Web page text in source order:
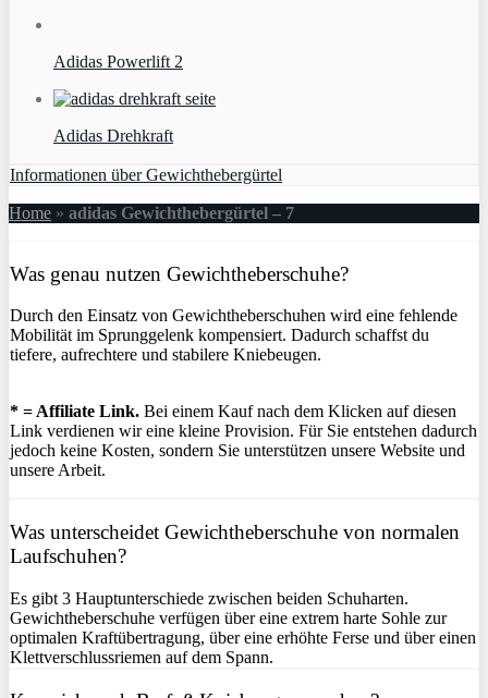
Adidas Powerlift 2
Adidas Drehkraft
Informationen über Gewichthebergürtel
Home » adidas Gewichthebergürtel – 7
Was genau nutzen Gewichtheberschuhe?
Durch den Einsatz von Gewichtheberschuhen wird eine fehlende
Mobilität im Sprunggelenk kompensiert. Dadurch schaffst du
tiefere, aufrechtere und stabilere Kniebeugen.
* = Affiliate Link. Bei einem Kauf nach dem Klicken auf diesen
Link verdienen wir eine kleine Provision. Für Sie entstehen dadurch
jedoch keine Kosten, sondern Sie unterstützen unsere Website und
unsere Arbeit.
Was unterscheidet Gewichtheberschuhe von normalen
Laufschuhen?
Es gibt 3 Hauptunterschiede zwischen beiden Schuharten.
Gewichtheberschuhe verfügen über eine extrem harte Sohle zur
optimalen Kraftübertragung, über eine erhöhte Ferse und über einen
Klettverschlussriemen auf dem Spann.